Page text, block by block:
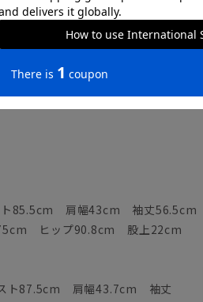
イズ詳細を必ずご確認下さい。
ト85.5cm 肩幅43cm 袖丈56.5cm
75cm ヒップ90.8cm 股上22cm
ト87.5cm 肩幅43.7cm 袖丈